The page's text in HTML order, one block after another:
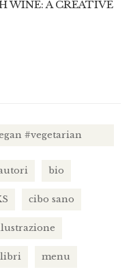
WINE: A CREATIVE
#vegetarian
bio
cibo sano
libri menu